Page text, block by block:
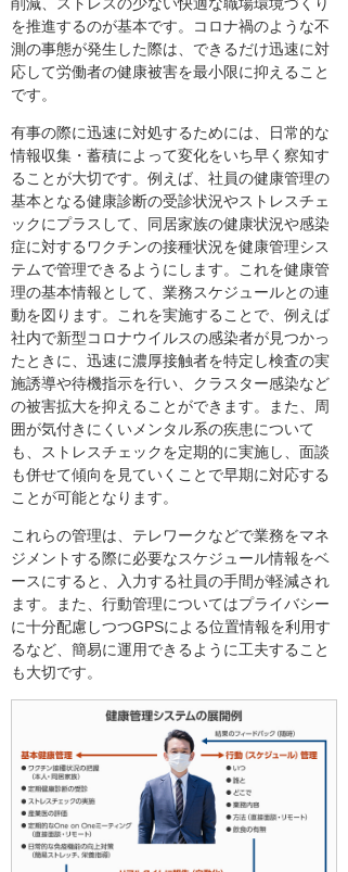
を推進するのが基本です。コロナ禍のような不
測の事態が発生した際は、できるだけ迅速に対
応して労働者の健康被害を最小限に抑えること
です。
有事の際に迅速に対処するためには、日常的な
情報収集・蓄積によって変化をいち早く察知す
ることが大切です。例えば、社員の健康管理の
基本となる健康診断の受診状況やストレスチェ
ックにプラスして、同居家族の健康状況や感染
症に対するワクチンの接種状況を健康管理シス
テムで管理できるようにします。これを健康管
理の基本情報として、業務スケジュールとの連
動を図ります。これを実施することで、例えば
社内で新型コロナウイルスの感染者が見つかっ
たときに、迅速に濃厚接触者を特定し検査の実
施誘導や待機指示を行い、クラスター感染など
の被害拡大を抑えることができます。また、周
囲が気付きにくいメンタル系の疾患について
も、ストレスチェックを定期的に実施し、面談
も併せて傾向を見ていくことで早期に対応する
ことが可能となります。
これらの管理は、テレワークなどで業務をマネ
ジメントする際に必要なスケジュール情報をベ
ースにすると、入力する社員の手間が軽減され
ます。また、行動管理についてはプライバシー
に十分配慮しつつGPSによる位置情報を利用す
るなど、簡易に運用できるように工夫すること
も大切です。